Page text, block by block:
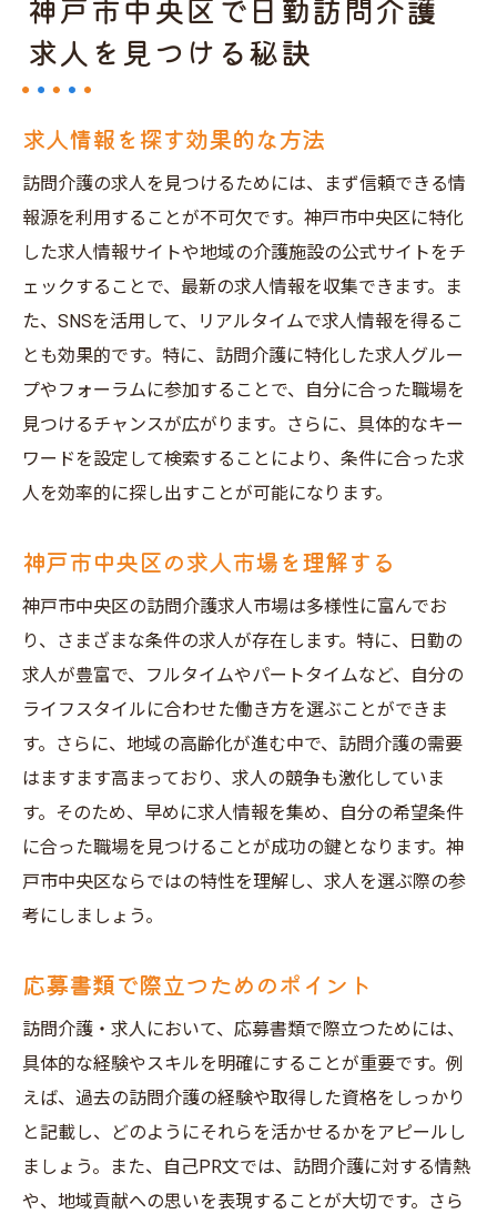
神戸市中央区で日勤訪問介護
求人を見つける秘訣
求人情報を探す効果的な方法
訪問介護の求人を見つけるためには、まず信頼できる情
報源を利用することが不可欠です。神戸市中央区に特化
した求人情報サイトや地域の介護施設の公式サイトをチ
ェックすることで、最新の求人情報を収集できます。ま
た、SNSを活用して、リアルタイムで求人情報を得るこ
とも効果的です。特に、訪問介護に特化した求人グルー
プやフォーラムに参加することで、自分に合った職場を
見つけるチャンスが広がります。さらに、具体的なキー
ワードを設定して検索することにより、条件に合った求
人を効率的に探し出すことが可能になります。
神戸市中央区の求人市場を理解する
神戸市中央区の訪問介護求人市場は多様性に富んでお
り、さまざまな条件の求人が存在します。特に、日勤の
求人が豊富で、フルタイムやパートタイムなど、自分の
ライフスタイルに合わせた働き方を選ぶことができま
す。さらに、地域の高齢化が進む中で、訪問介護の需要
はますます高まっており、求人の競争も激化していま
す。そのため、早めに求人情報を集め、自分の希望条件
に合った職場を見つけることが成功の鍵となります。神
戸市中央区ならではの特性を理解し、求人を選ぶ際の参
考にしましょう。
応募書類で際立つためのポイント
訪問介護・求人において、応募書類で際立つためには、
具体的な経験やスキルを明確にすることが重要です。例
えば、過去の訪問介護の経験や取得した資格をしっかり
と記載し、どのようにそれらを活かせるかをアピールし
ましょう。また、自己PR文では、訪問介護に対する情熱
や、地域貢献への思いを表現することが大切です。さら